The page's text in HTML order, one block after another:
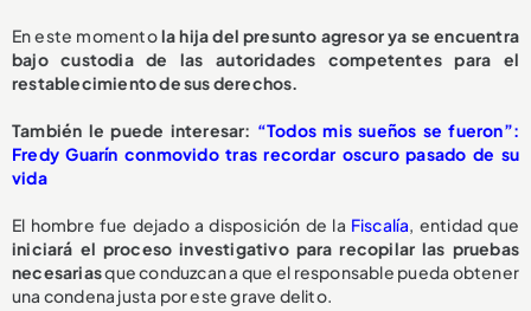
En este momentola hija del presunto agresor ya se encuentra
bajo custodia de las autoridades competentes para el
restablecimiento de sus derechos.
También le puede interesar: “Todos mis sueños se fueron”:
Fredy Guarín conmovido tras recordar oscuro pasado de su
vida
El hombre fue dejado a disposición de la Fiscalía, entidad que
iniciará el proceso investigativo para recopilar las pruebas
necesariasque conduzcan a que el responsable pueda obtener
una condena justa por este grave delito.